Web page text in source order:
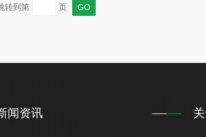
转到第 页
闻资讯